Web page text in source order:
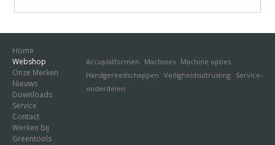
Home
Webshop
Accuplatformen Machines Machine opties
Handgereedschappen Veiligheidsuitrusting Service-
onderdelen
Onze Merken
Nieuws
Downloads
Service
Contact
Werken bij
Greentools